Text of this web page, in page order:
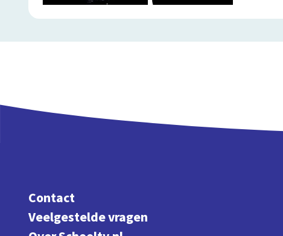
Contact
Veelgestelde vragen